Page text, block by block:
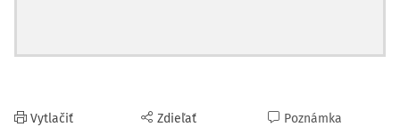
Vytlačiť Zdieľať Poznámka